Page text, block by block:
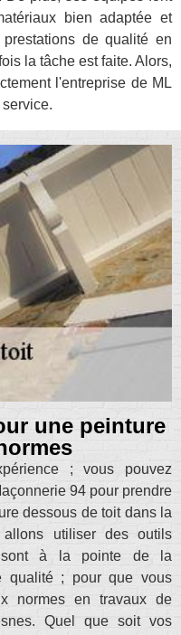
bien adaptée et
de qualité en
la tâche est faite. Alors,
l'entreprise de ML
une peinture
; vous pouvez
94 pour prendre
dessous de toit dans la
utiliser des outils
sont à la pointe de la
qualité ; pour que vous
normes en travaux de
Quel que soit vos